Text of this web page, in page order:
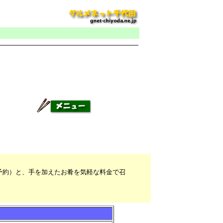
）と、手を加えたお肴を気軽な料金で召